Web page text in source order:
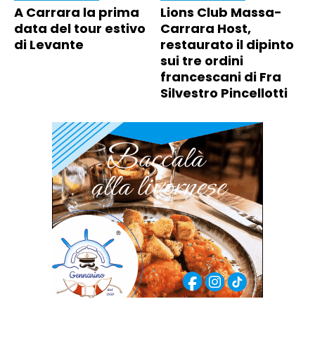
A Carrara la prima
data del tour estivo
di Levante
Lions Club Massa-
Carrara Host,
restaurato il dipinto
sui tre ordini
francescani di Fra
Silvestro Pincellotti